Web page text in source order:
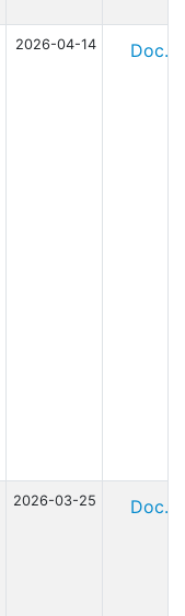
2026-04-14 Doc.
2026-03-25 Doc.